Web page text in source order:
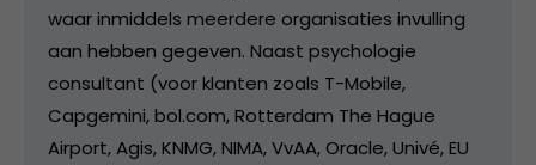
waar inmiddels meerdere organisaties invulling
aan hebben gegeven. Naast psychologie
consultant (voor klanten zoals T-Mobile,
Capgemini, bol.com, Rotterdam The Hague
Airport, Agis, KNMG, NIMA, VvAA, Oracle, Univé, EU